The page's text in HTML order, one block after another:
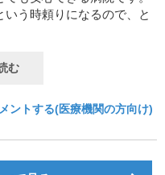
う時頼りになるので、と
む
ントする(医療機関の方向け)